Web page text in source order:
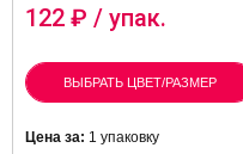
122 ₽ / упак.
ВЫБРАТЬ ЦВЕТ/РАЗМЕР
Цена за: 1 упаковку